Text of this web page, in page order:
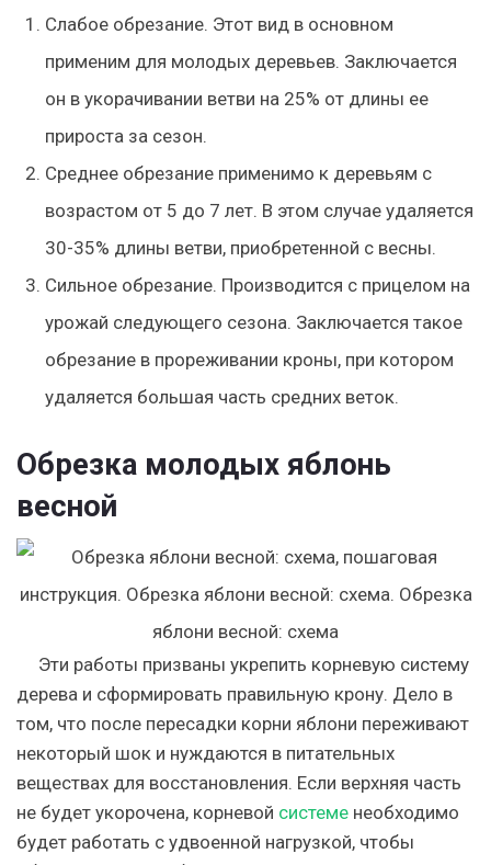
Слабое обрезание. Этот вид в основном
применим для молодых деревьев. Заключается
он в укорачивании ветви на 25% от длины ее
прироста за сезон.
Среднее обрезание применимо к деревьям с
возрастом от 5 до 7 лет. В этом случае удаляется
30-35% длины ветви, приобретенной с весны.
Сильное обрезание. Производится с прицелом на
урожай следующего сезона. Заключается такое
обрезание в прореживании кроны, при котором
удаляется большая часть средних веток.
Обрезка молодых яблонь
весной
Эти работы призваны укрепить корневую систему
дерева и сформировать правильную крону. Дело в
том, что после пересадки корни яблони переживают
некоторый шок и нуждаются в питательных
веществах для восстановления. Если верхняя часть
не будет укорочена, корневой системе необходимо
будет работать с удвоенной нагрузкой, чтобы